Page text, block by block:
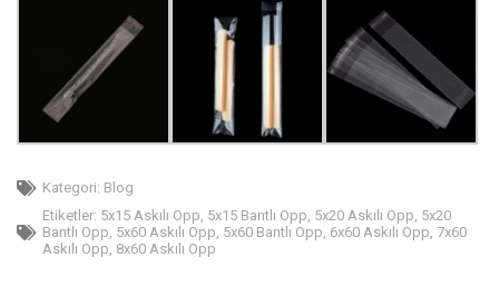
Kategori: Blog
Etiketler: 5x15 Askılı Opp, 5x15 Bantlı Opp, 5x20 Askılı Opp, 5x20
Bantlı Opp, 5x60 Askılı Opp, 5x60 Bantlı Opp, 6x60 Askılı Opp, 7x60
Askılı Opp, 8x60 Askılı Opp